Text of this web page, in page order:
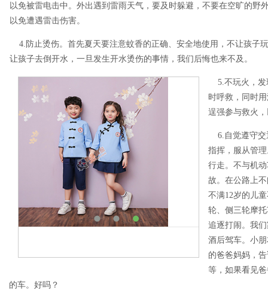
以免被雷电击中。外出遇到雷雨天气，要及时躲避，不要在空旷的野
以免遭遇雷击伤害。
4.防止烫伤。首先夏天要注意蚊香的正确、安全地使用，不让孩子
让孩子去倒开水，一旦发生开水烫伤的事情，我们后悔也来不及。
5.不玩火，发
时呼救，同时
逞强参与救火
6.自觉遵守交
指挥，服从管
行走。不与机
故。在公路上
不满12岁的儿
轮、侧三轮摩
追逐打闹。我
酒后驾车。小
的爸爸妈妈，
等，如果看见
的车。好吗？